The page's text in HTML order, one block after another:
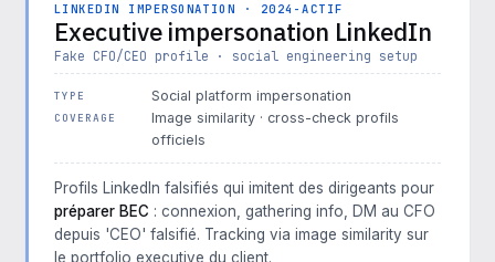
LINKEDIN IMPERSONATION · 2024-ACTIF
Executive impersonation LinkedIn
Fake CFO/CEO profile · social engineering setup
TYPE Social platform impersonation
COVERAGE
Image similarity · cross-check profils
officiels
Profils LinkedIn falsifiés qui imitent des dirigeants pour
préparer BEC : connexion, gathering info, DM au CFO
depuis 'CEO' falsifié. Tracking via image similarity sur
le portfolio executive du client.